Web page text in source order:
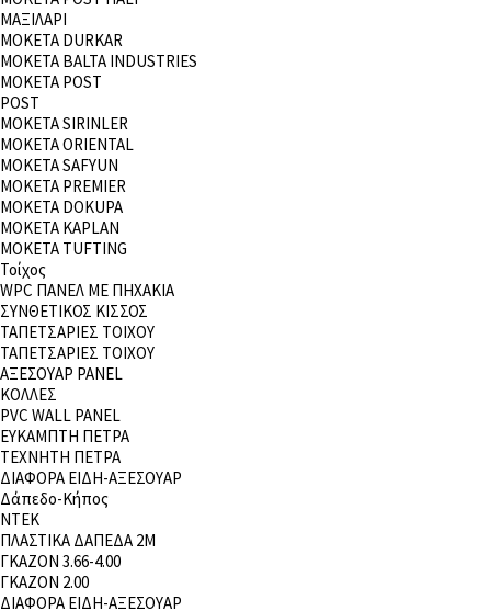
ΜΑΞΙΛΑΡΙ
ΜΟΚΕΤΑ DURKAR
ΜΟΚΕΤΑ BALTA INDUSTRIES
ΜΟΚΕΤΑ POST
POST
ΜΟΚΕΤΑ SIRINLER
ΜΟΚΕΤΑ ORIENTAL
MOKETA SAFYUN
ΜΟΚΕΤΑ PREMIER
ΜΟΚΕΤΑ DOKUPA
ΜΟΚΕΤΑ KAPLAN
ΜΟΚΕΤΑ TUFTING
Τοίχος
WPC ΠΑΝΕΛ ΜΕ ΠΗΧΑΚΙΑ
ΣΥΝΘΕΤΙΚΟΣ ΚΙΣΣΟΣ
ΤΑΠΕΤΣΑΡΙΕΣ ΤΟΙΧΟΥ
ΤΑΠΕΤΣΑΡΙΕΣ ΤΟΙΧΟΥ
ΑΞΕΣΟΥΑΡ PANEL
ΚΟΛΛΕΣ
PVC WALL PANEL
ΕΥΚΑΜΠΤΗ ΠΕΤΡΑ
ΤΕΧΝΗΤΗ ΠΕΤΡΑ
ΔΙΑΦΟΡΑ ΕΙΔΗ-ΑΞΕΣΟΥΑΡ
Δάπεδο-Κήπος
NTEK
ΠΛΑΣΤΙΚΑ ΔΑΠΕΔΑ 2Μ
ΓΚΑΖΟΝ 3.66-4.00
ΓΚΑΖΟΝ 2.00
ΔΙΑΦΟΡΑ ΕΙΔΗ-ΑΞΕΣΟΥΑΡ